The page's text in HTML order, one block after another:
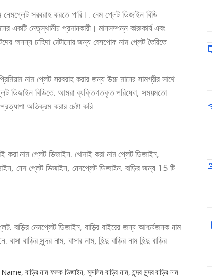
সরবরাহ করতে পারি।. নেম প্লেট ডিজাইন বিডি
একটি নেতৃস্থানীয় প্রদানকারী। মানসম্পন্ন কারুকার্য এবং
অনন্য চাহিদা মেটানোর জন্য বেসপোক নাম প্লেট তৈরিতে
নাম প্লেট সরবরাহ করার জন্য উচ্চ মানের সামগ্রীর সাথে
ডিজাইন বিডিতে. আমরা ব্যক্তিগতকৃত পরিষেবা, সময়মতো
অতিক্রম করার চেষ্টা করি।
নাম প্লেট ডিজাইন. খোদাই করা নাম প্লেট ডিজাইন,
নেম প্লেট ডিজাইন, নেমপ্লেট ডিজাইন. বাড়ির জন্য 15 টি
বাড়ির নেমপ্লেট ডিজাইন, বাড়ির বাইরের জন্য আশ্চর্যজনক নাম
বাড়ির সুন্দর নাম, বাসার নাম, হিন্দু বাড়ির নাম হিন্দু বাড়ির
, বাড়ির নাম ফলক ডিজাইন, মুসলিম বাড়ির নাম, সুন্দর সুন্দর বাড়ির নাম